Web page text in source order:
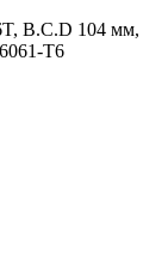
B.C.D 104 мм,
T6